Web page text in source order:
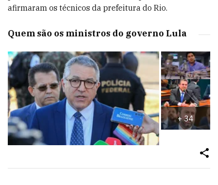
afirmaram os técnicos da prefeitura do Rio.
Quem são os ministros do governo Lula
+34